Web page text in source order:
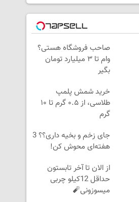
صاحب فروشگاه هستی؟
وام تا ۳ میلیارد تومان
بگیر
خرید شمش پلمپ
طلاسی، از ۰.۵ گرم تا ۱۰
گرم
جای زخم و بخیه داری؟؟ 3
هفته‌ای محوش کن!
از الان تا آخر تابستون
حداقل 12کیلو چربی
میسوزونی🧨